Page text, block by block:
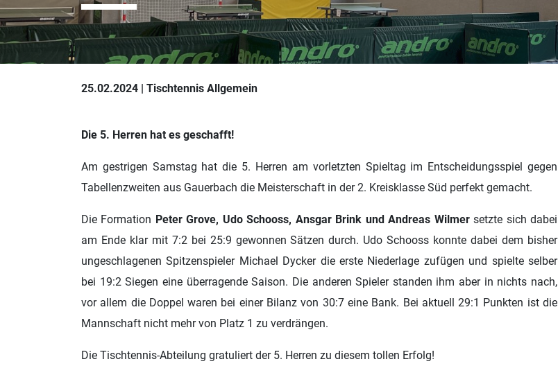
25.02.2024 | Tischtennis Allgemein
Die 5. Herren hat es geschafft!
Am gestrigen Samstag hat die 5. Herren am vorletzten Spieltag im Entscheidungsspiel gegen
Tabellenzweiten aus Gauerbach die Meisterschaft in der 2. Kreisklasse Süd perfekt gemacht.
Die Formation Peter Grove, Udo Schooss, Ansgar Brink und Andreas Wilmersetzte sich dabei
am Ende klar mit 7:2 bei 25:9 gewonnen Sätzen durch. Udo Schooss konnte dabei dem bisher
ungeschlagenen Spitzenspieler Michael Dycker die erste Niederlage zufügen und spielte selber
bei 19:2 Siegen eine überragende Saison. Die anderen Spieler standen ihm aber in nichts nach,
vor allem die Doppel waren bei einer Bilanz von 30:7 eine Bank. Bei aktuell 29:1 Punkten ist die
Mannschaft nicht mehr von Platz 1 zu verdrängen.
Die Tischtennis-Abteilung gratuliert der 5. Herren zu diesem tollen Erfolg!